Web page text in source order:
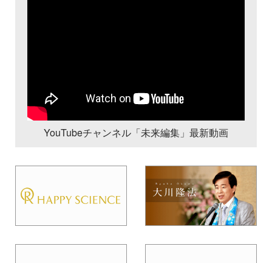
YouTubeチャンネル「未来編集」最新動画